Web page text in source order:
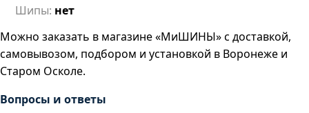
Шипы: нет
Можно заказать в магазине «МиШИНЫ» с доставкой,
самовывозом, подбором и установкой в Воронеже и
Старом Осколе.
Вопросы и ответы